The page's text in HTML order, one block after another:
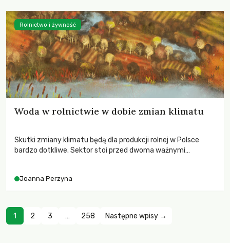
Woda w rolnictwie w dobie zmian klimatu
Skutki zmiany klimatu będą dla produkcji rolnej w Polsce
bardzo dotkliwe. Sektor stoi przed dwoma ważnymi
zachodzących zmian klimatycznych. Wymagać to będzie
Joanna Perzyna
Rolnictwo i żywność
1 2 3 … 258 Następne wpisy →